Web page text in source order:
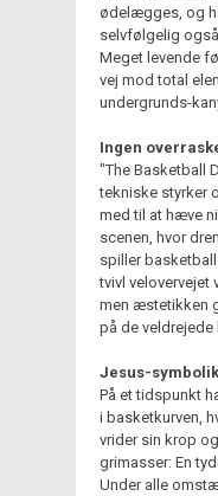
ødelægges, og
selvfølgelig
Meget levende
vej mod total
undergrunds-
Ingen
"The Basketball
tekniske styrker
med til at hæve
scenen, hvor
spiller
tvivl velovervejet
men æstetikken
på de veldrejede
Jesus-symbolik
På et tidspunkt
i basketkurven,
vrider sin krop
grimasser: En
Under alle